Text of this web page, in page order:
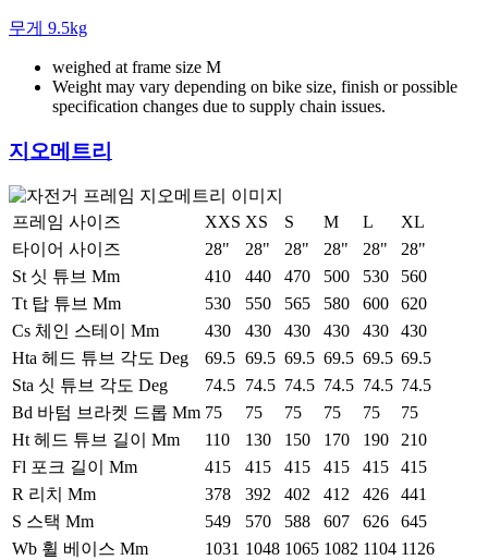
무게 9.5kg
weighed at frame size M
Weight may vary depending on bike size, finish or possible
specification changes due to supply chain issues.
지오메트리
프레임 사이즈 XXS XS S M L
XL
타이어 사이즈
28" 28" 28" 28" 28"
28"
St 싯 튜브 Mm
410 440 470 500 530
560
Tt 탑 튜브 Mm
530 550 565 580 600
620
Cs 체인 스테이 Mm
430 430 430 430 430
430
Hta 헤드 튜브 각도 Deg
69.5 69.5 69.5 69.5 69.5 69.5
Sta 싯 튜브 각도 Deg
74.5 74.5 74.5 74.5 74.5 74.5
Bd 바텀 브라켓 드롭 Mm 75 75 75 75 75
75
Ht 헤드 튜브 길이 Mm
110 130 150 170 190
210
Fl 포크 길이 Mm
415 415 415 415 415
415
R 리치 Mm
378 392 402 412 426
441
S 스택 Mm
549 570 588 607 626
645
Wb 휠 베이스 Mm
1031 1048 1065 1082 1104 1126